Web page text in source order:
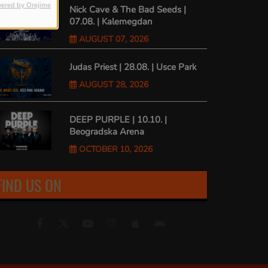
by Orejime
Nick Cave & The Bad Seeds |
07.08. | Kalemegdan
AUGUST 07, 2026
Judas Priest | 28.08. | Usce Park
AUGUST 28, 2026
DEEP PURPLE | 10.10. |
Beogradska Arena
OCTOBER 10, 2026
US ON